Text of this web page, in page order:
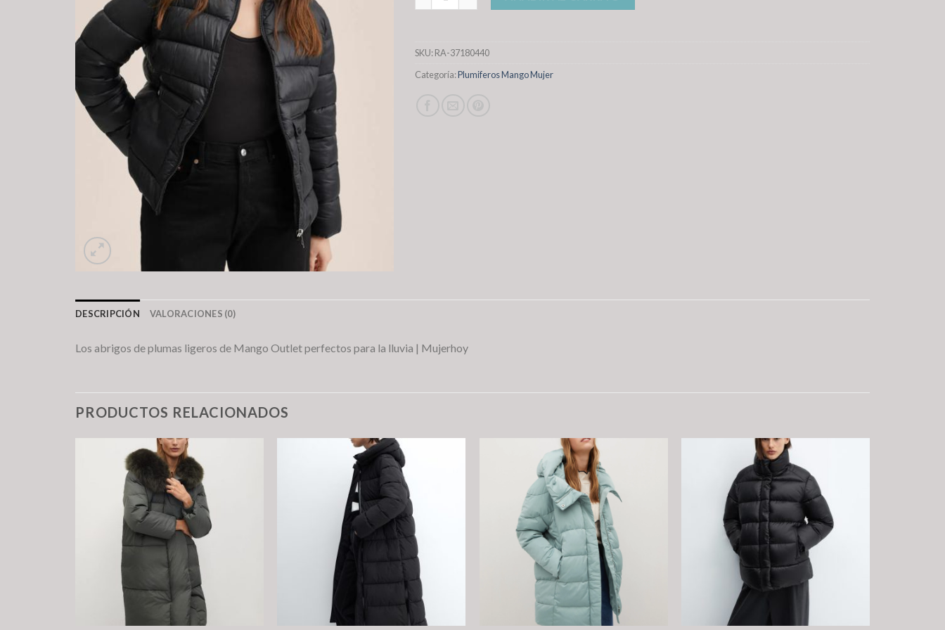
SKU:RA-37180440
Categoría:Plumiferos Mango Mujer
DESCRIPCIÓN VALORACIONES (0)
Los abrigos de plumas ligeros de Mango Outlet perfectos para la lluvia | Mujerhoy
PRODUCTOS RELACIONADOS